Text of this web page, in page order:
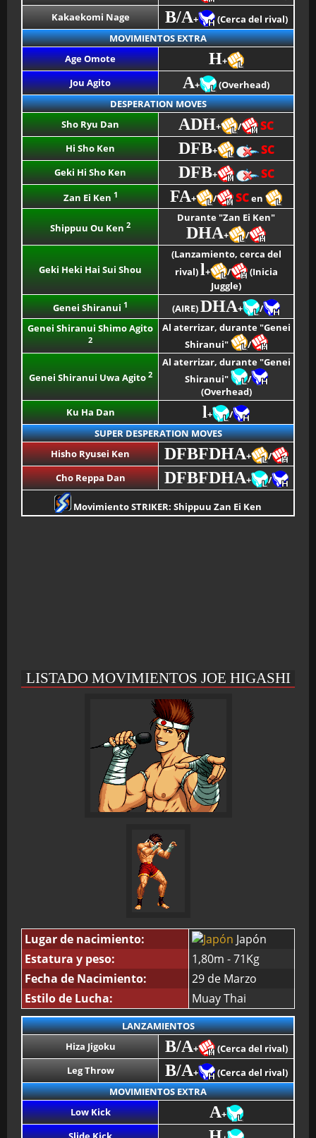
Kakaekomi Nage
B/A+
(Cerca del rival)
MOVIMIENTOS EXTRA
Age Omote
H+
Jou Agito
A+
(Overhead)
DESPERATION MOVES
Sho Ryu Dan
ADH+ / SC
Hi Sho Ken DFB+ SC
Geki Hi Sho Ken DFB+ SC
Zan Ei Ken1 FA+ / SCen
Shippuu Ou Ken 2
Durante "Zan Ei Ken"
DHA+ /
Geki Heki Hai Sui Shou
(Lanzamiento, cerca del
rival)l+ /
(Inicia
Juggle)
Genei Shiranui1 (AIRE)DHA+
/
Genei Shiranui Shimo Agito
2
Al aterrizar, durante "Genei
Shiranui"
/
Genei Shiranui Uwa Agito 2
Al aterrizar, durante "Genei
Shiranui"
/
(Overhead)
Ku Ha Dan
l+
/
SUPER DESPERATION MOVES
Hisho Ryusei Ken
DFBFDHA+
/
Cho Reppa Dan
DFBFDHA+ /
Movimiento STRIKER: Shippuu Zan Ei Ken
LISTADO MOVIMIENTOS JOE HIGASHI
Lugar de nacimiento:
Japón
Estatura y peso:
1,80m - 71Kg
Fecha de Nacimiento:
29 de Marzo
Estilo de Lucha:
Muay Thai
LANZAMIENTOS
Hiza Jigoku
B/A+
(Cerca del rival)
Leg Throw
B/A+
(Cerca del rival)
MOVIMIENTOS EXTRA
Low Kick
A+